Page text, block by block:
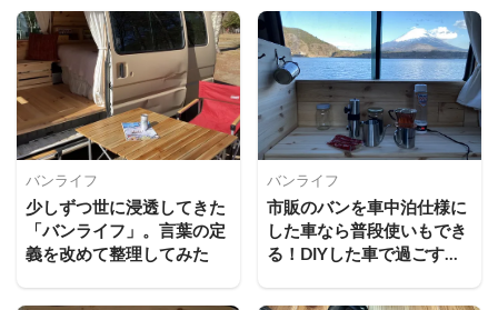
バンライフ
少しずつ世に浸透してきた
「バンライフ」。言葉の定
義を改めて整理してみた
バンライフ
市販のバンを車中泊仕様に
した車なら普段使いもでき
る！DIYした車で過ごす平